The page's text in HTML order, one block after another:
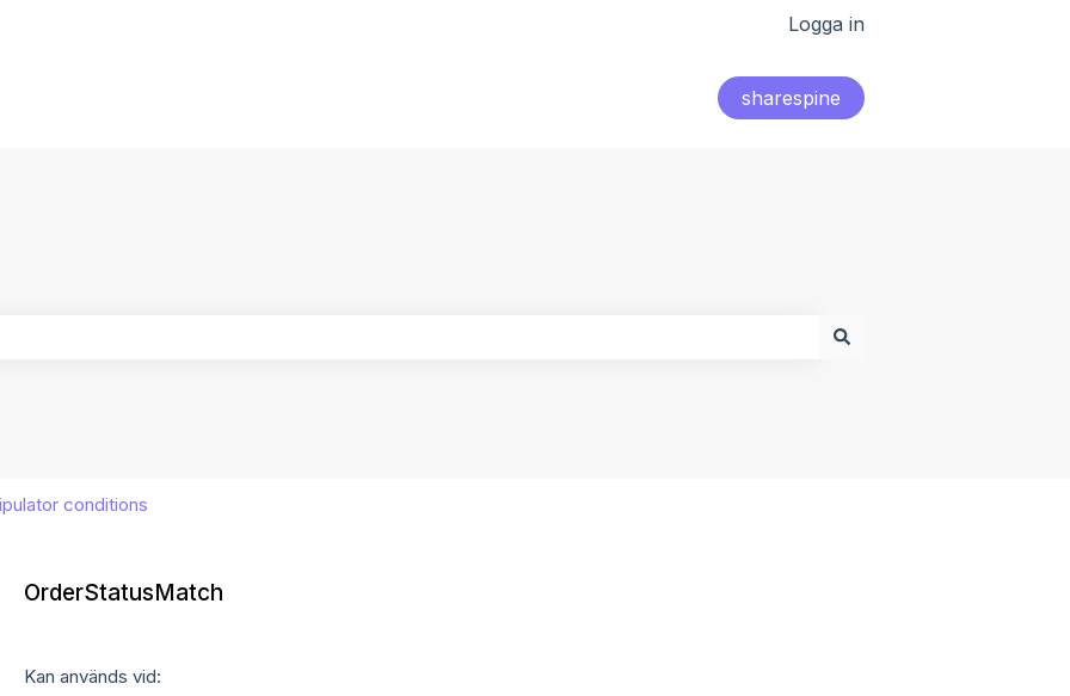
Logga in
sharespine
conditions
OrderStatusMatch
Kan används vid: